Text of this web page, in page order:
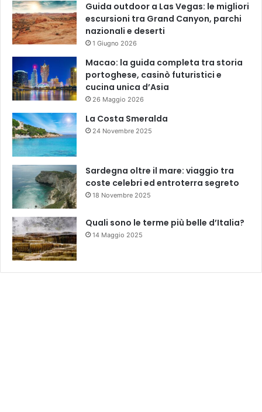
Guida outdoor a Las Vegas: le migliori
escursioni tra Grand Canyon, parchi
nazionali e deserti
1 Giugno 2026
Macao: la guida completa tra storia
portoghese, casinò futuristici e
cucina unica d’Asia
26 Maggio 2026
La Costa Smeralda
24 Novembre 2025
Sardegna oltre il mare: viaggio tra
coste celebri ed entroterra segreto
18 Novembre 2025
Quali sono le terme più belle d’Italia?
14 Maggio 2025